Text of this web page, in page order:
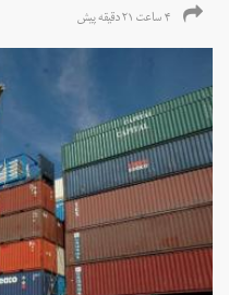
۴ ساعت ۲۱ دقیقه پیش